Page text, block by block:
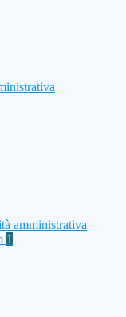
amministrativa
1